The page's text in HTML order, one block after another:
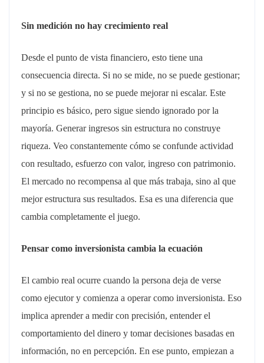
Sin medición no hay crecimiento real
Desde el punto de vista financiero, esto tiene una
consecuencia directa. Si no se mide, no se puede gestionar;
y si no se gestiona, no se puede mejorar ni escalar. Este
principio es básico, pero sigue siendo ignorado por la
mayoría. Generar ingresos sin estructura no construye
riqueza. Veo constantemente cómo se confunde actividad
con resultado, esfuerzo con valor, ingreso con patrimonio.
El mercado no recompensa al que más trabaja, sino al que
mejor estructura sus resultados. Esa es una diferencia que
cambia completamente el juego.
Pensar como inversionista cambia la ecuación
El cambio real ocurre cuando la persona deja de verse
como ejecutor y comienza a operar como inversionista. Eso
implica aprender a medir con precisión, entender el
comportamiento del dinero y tomar decisiones basadas en
información, no en percepción. En ese punto, empiezan a